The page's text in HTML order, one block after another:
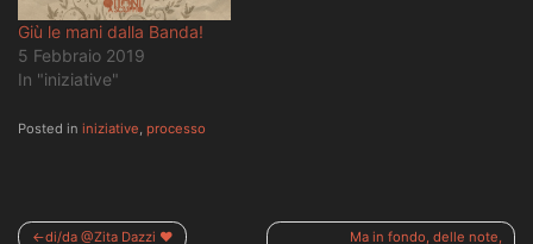
Giù le mani dalla Banda!
5 Febbraio 2019
In "iniziative"
Posted in iniziative processo
Navigazione
di/da @Zita Dazzi ❤️
Ma in fondo, delle note,